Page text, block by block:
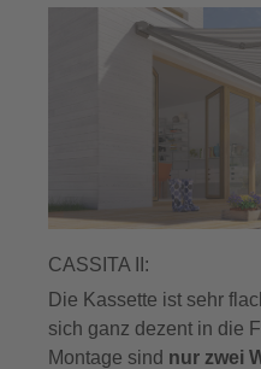
CASSITA II:
Die Kassette ist sehr
sich ganz dezent in die
Montage sind nur zwei